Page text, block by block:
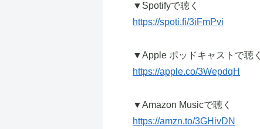
▼Spotifyで聴く
https://spoti.fi/3iFmPvi
▼Apple ポッドキャストで聴く
https://apple.co/3WepdqH
▼Amazon Musicで聴く
https://amzn.to/3GHivDN